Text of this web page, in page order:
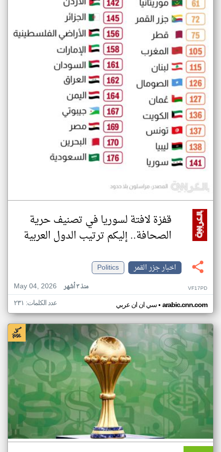
قفزة لافتة لسوريا في تصنيف حرية
الصحافة.. إليكم ترتيب الدول العربية
اخبار جزر القمر
Politics
May 04, 2026
منذ ٣ أشهر VF17PD
سي ان ان عربي• arabic.cnn.com عدد الكلمات: ٢٣١